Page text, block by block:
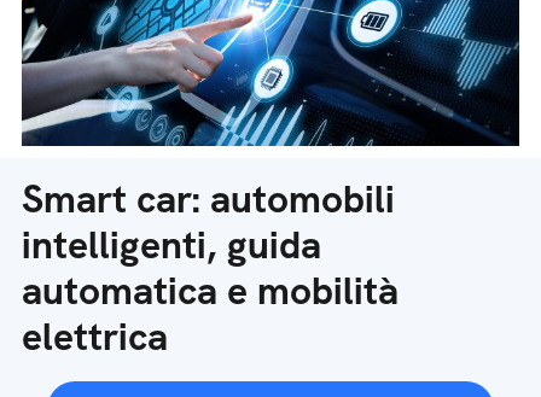
Smart car: automobili
intelligenti, guida
automatica e mobilità
elettrica